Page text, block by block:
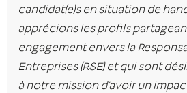
candidat(e)s en situation de
apprécions les profils
engagement envers la
Entreprises (RSE) et qui sont
à notre mission d’avoir un